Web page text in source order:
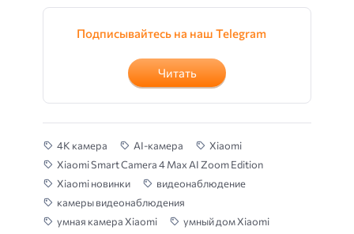
Подписывайтесь на наш Telegram
Читать
4K камера AI-камера
Xiaomi
Xiaomi Smart Camera 4 Max AI Zoom Edition
Xiaomi новинки
видеонаблюдение
камеры видеонаблюдения
умная камера Xiaomi
умный дом Xiaomi